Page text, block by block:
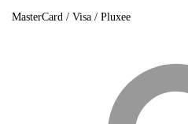
MasterCard / Visa / Pluxee